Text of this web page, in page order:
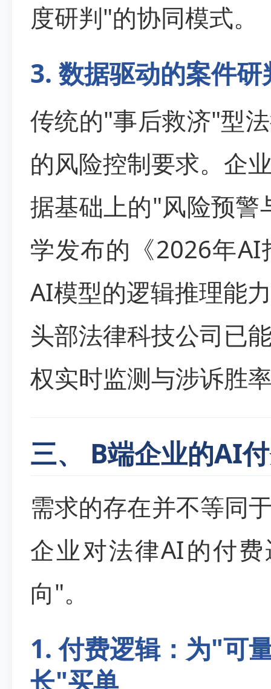
度研判"的协同模式。
3. 数据驱动的案件
传统的"事后救济"型
的风险控制要求。企
据基础上的"风险预
学发布的《2026年
AI模型的逻辑推理能
头部法律科技公司已
权实时监测与涉诉胜
三、 B端企业的AI
需求的存在并不等同
企业对法律AI的付
向"。
1. 付费逻辑：为"可
长"买单